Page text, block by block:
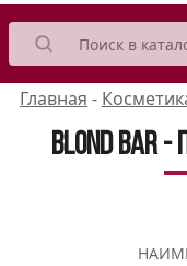
Главная -
Blond Bar -